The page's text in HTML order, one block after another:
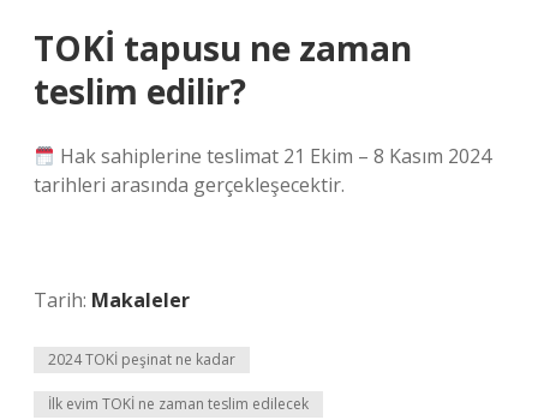
TOKİ tapusu ne zaman
teslim edilir?
Hak sahiplerine teslimat 21 Ekim – 8 Kasım 2024
tarihleri ​​arasında gerçekleşecektir.
Tarih: Makaleler
2024 TOKİ peşinat ne kadar
İlk evim TOKİ ne zaman teslim edilecek